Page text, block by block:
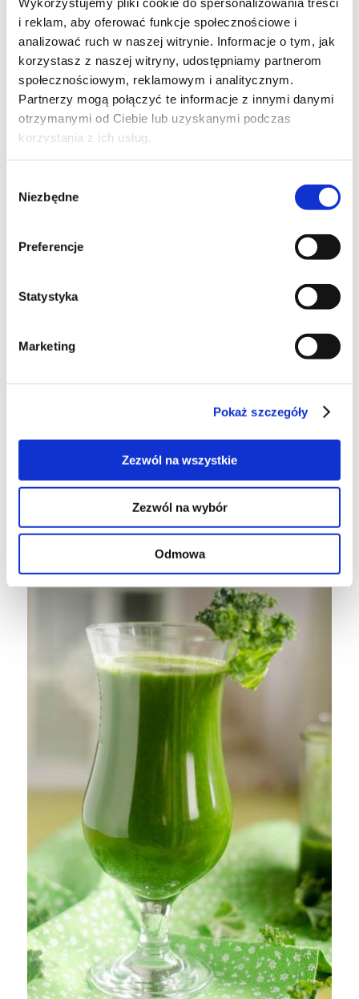
i reklam, aby oferować funkcje społecznościowe i
analizować ruch w naszej witrynie. Informacje o tym, jak
korzystasz z naszej witryny, udostępniamy partnerom
społecznościowym, reklamowym i analitycznym.
Partnerzy mogą połączyć te informacje z innymi danymi
otrzymanymi od Ciebie lub uzyskanymi podczas
korzystania z ich usług.
zgody
Niezbędne
Preferencje
Statystyka
Marketing
Pokaż szczegóły
Zezwól na wszystkie
Zezwól na wybór
Odmowa
1 garść jarmużu
1 pęczek natki pietruszki
2 jabłka
Wykonanie
Pomarańczę, seler naciowy, natkę pietruszki,
jabłka i ananasa wyciskamy w wyciskarce.